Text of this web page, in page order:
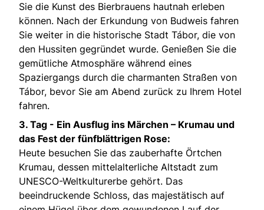
Sie die Kunst des Bierbrauens hautnah erleben
können. Nach der Erkundung von Budweis fahren
Sie weiter in die historische Stadt Tábor, die von
den Hussiten gegründet wurde. Genießen Sie die
gemütliche Atmosphäre während eines
Spaziergangs durch die charmanten Straßen von
Tábor, bevor Sie am Abend zurück zu Ihrem Hotel
fahren.
3. Tag - Ein Ausflug ins Märchen – Krumau und
das Fest der fünfblättrigen Rose:
Heute besuchen Sie das zauberhafte Örtchen
Krumau, dessen mittelalterliche Altstadt zum
UNESCO-Weltkulturerbe gehört. Das
beeindruckende Schloss, das majestätisch auf